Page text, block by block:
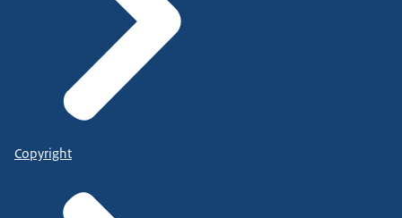
Copyright